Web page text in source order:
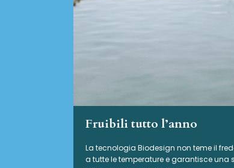
Fruibili tutto l’anno
La tecnologia Biodesign non teme il
a tutte le temperature e garantisce una